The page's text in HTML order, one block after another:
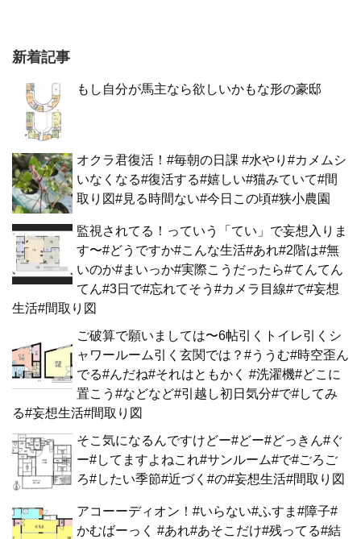
新着記事
もし自分が馬主なら欲しいかもな形の豪邸
オクラ君復活！#毎朝の日課 #水やり#カメムシ
いなくなる#復活する#嬉しい#猫みていて#間
取り図#見る時間ない#今日この頃#狭小農園
監視されてる！っていう「てい」で妄想入りま
す〜#どうですか#こんな生活#あれ#2階は#無
いのか#まいっか#実際こうだったら#てんてん
てん#3日で#忘れてそう#カメラ目線#で#妄想
生活#間取り図
ご破算で願いましては〜6帖引くトイレ引くシ
ャワールーム引く玄関では？#ううむ#時空歪ん
でる#んだね#それはともかく #洗濯機#どこに
置こう#などなど#引越し初日気分#で#してみ
る#妄想生活#間取り図
そこ気になるんですけどー#どー#どっきん#ぐ
ー#してますよねこれ#サンルーム#で#ごろご
ろ#したい季節#近づく#の#妄想生活#間取り図
アコーーディオン！#いらない#ふすま#障子#
かむばーっく #あれ#あそこだけ#残ってる#結